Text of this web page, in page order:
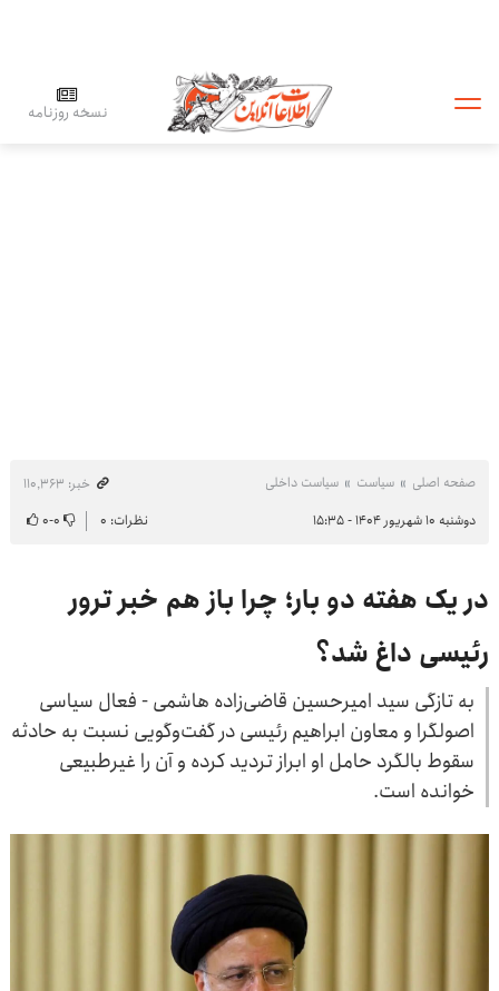
نسخه روزنامه
صفحه اصلی سیاست سیاست داخلی
خبر: ۱۱۰٬۳۶۳
دوشنبه ۱۰ شهریور ۱۴۰۴ - ۱۵:۳۵
نظرات: ۰ ۰-۰
در یک هفته دو بار؛ چرا باز هم خبر ترور
رئیسی داغ شد؟
به تازگی سید امیرحسین قاضی‌زاده هاشمی - فعال سیاسی
اصولگرا و معاون ابراهیم رئیسی در گفت‌وگویی نسبت به حادثه
سقوط بالگرد حامل او ابراز تردید کرده و آن را غیرطبیعی
خوانده است.